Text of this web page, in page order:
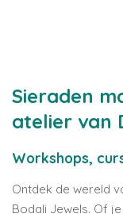
Sieraden
atelier van
Workshops,
Ontdek de wereld
Bodali Jewels. Of